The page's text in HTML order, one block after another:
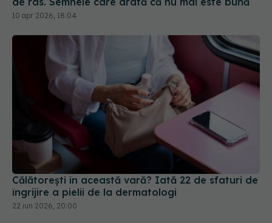
Călătorești în această vară? Iată 22 de sfaturi de
îngrijire a pielii de la dermatologi
22 iun 2026, 20:00